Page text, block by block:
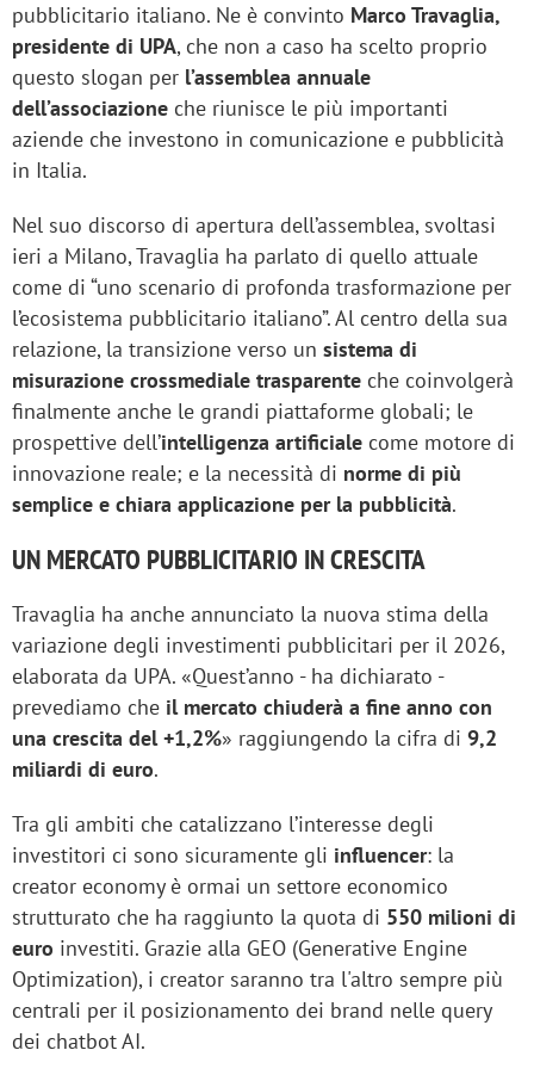
pubblicitario italiano. Ne è convinto Marco Travaglia,
presidente di UPA, che non a caso ha scelto proprio
questo slogan per l’assemblea annuale
dell’associazione che riunisce le più importanti
aziende che investono in comunicazione e pubblicità
in Italia.
Nel suo discorso di apertura dell’assemblea, svoltasi
ieri a Milano, Travaglia ha parlato di quello attuale
come di “uno scenario di profonda trasformazione per
l’ecosistema pubblicitario italiano”. Al centro della sua
relazione, la transizione verso un sistema di
misurazione crossmediale trasparente che coinvolgerà
finalmente anche le grandi piattaforme globali; le
prospettive dell’intelligenza artificiale come motore di
innovazione reale; e la necessità di norme di più
semplice e chiara applicazione per la pubblicità.
UN MERCATO PUBBLICITARIO IN CRESCITA
Travaglia ha anche annunciato la nuova stima della
variazione degli investimenti pubblicitari per il 2026,
elaborata da UPA. «Quest’anno - ha dichiarato -
prevediamo che il mercato chiuderà a fine anno con
una crescita del +1,2%» raggiungendo la cifra di 9,2
miliardi di euro.
Tra gli ambiti che catalizzano l’interesse degli
investitori ci sono sicuramente gli influencer: la
creator economy è ormai un settore economico
strutturato che ha raggiunto la quota di 550 milioni di
euro investiti. Grazie alla GEO (Generative Engine
Optimization), i creator saranno tra l'altro sempre più
centrali per il posizionamento dei brand nelle query
dei chatbot AI.